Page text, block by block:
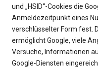
und „HSID“-Cookies die
Anmeldezeitpunkt eines
verschlüsselter Form fest.
ermöglicht Google, viele
Versuche, Informationen
Google-Diensten